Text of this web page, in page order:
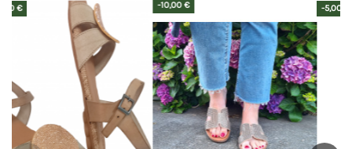
-5,00 €